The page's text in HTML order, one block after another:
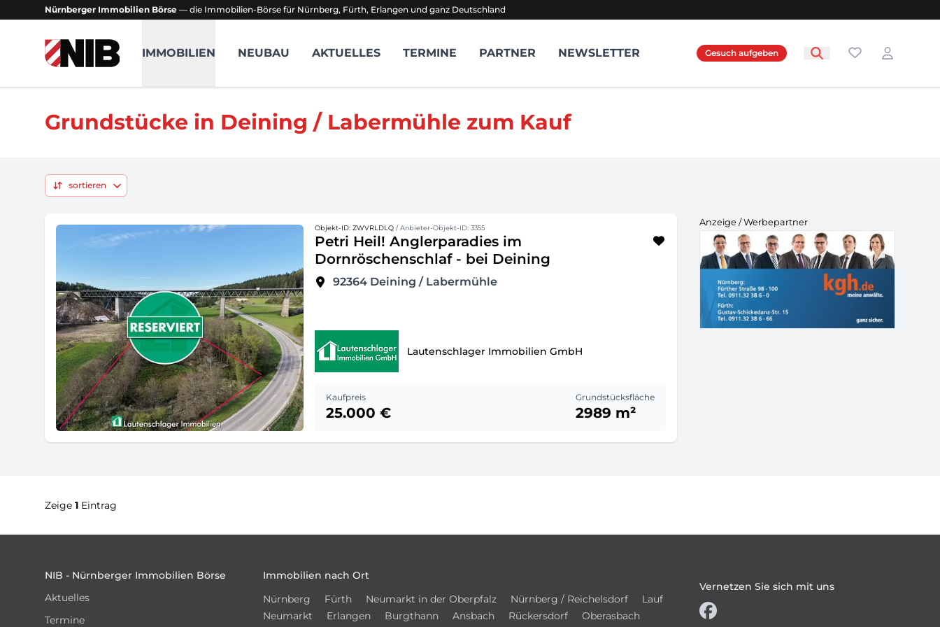
Nürnberger Immobilien Börse — die Immobilien-Börse für Nürnberg, Fürth, Erlangen und ganz Deutschland
NIB - Nürnberger Immobilien Börse
IMMOBILIEN NEUBAU AKTUELLES TERMINE PARTNER NEWSLETTER Gesuch aufgeben Favoriten
Login
Grundstücke in Deining / Labermühle zum Kauf
sortieren
Objekt-ID: ZWVRLDLQ / Anbieter-Objekt-ID: 3355
Petri Heil! Anglerparadies im
Dornröschenschlaf - bei Deining
92364 Deining / Labermühle
Lautenschlager Immobilien GmbH
Kaufpreis
25.000 €
Grundstücksfläche
2989 m²
Anzeige / Werbepartner
Zeige 1 Eintrag
NIB - Nürnberger Immobilien Börse
Aktuelles
Termine
Immobilien nach Ort
Nürnberg
Fürth Neumarkt in der Oberpfalz Nürnberg / Reichelsdorf
Lauf
Neumarkt
Erlangen Burgthann Ansbach Rückersdorf
Oberasbach
Vernetzen Sie sich mit uns